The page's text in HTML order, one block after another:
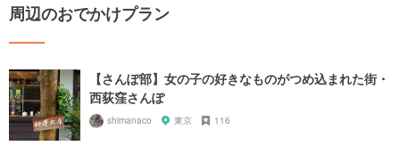
周辺のおでかけプラン
【さんぽ部】女の子の好きなものがつめ込まれた街・
西荻窪さんぽ
shimanaco 東京 116